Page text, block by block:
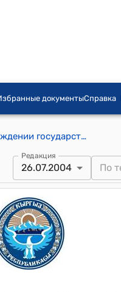
документыСправка
Указ Президента КР от 26 июля 2004 года УП № 238 "О награждении государственными наградами работников Управления Кыргызской железной дороги Министерства транспорта и коммуникаций Кыргызской Республики"
Редакция
26.07.2004